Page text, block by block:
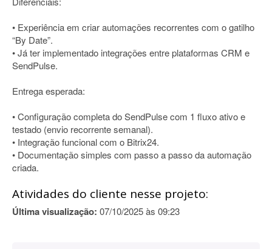
• Experiência em criar automações recorrentes com o gatilho
“By Date”.
• Já ter implementado integrações entre plataformas CRM e
SendPulse.
Entrega esperada:
• Configuração completa do SendPulse com 1 fluxo ativo e
testado (envio recorrente semanal).
• Integração funcional com o Bitrix24.
• Documentação simples com passo a passo da automação
criada.
Atividades do cliente nesse projeto:
Última visualização: 07/10/2025 às 09:23